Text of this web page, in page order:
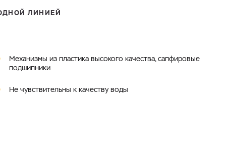
ЛИНИЕЙ
Механизмы из пластика высокого качества, сапфировые
подшипники
Не чувствительны к качеству воды